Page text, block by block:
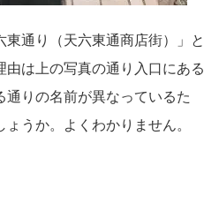
東通り（天六東通商店街）」と
は上の写真の通り入口にある
りの名前が異なっているた
うか。よくわかりません。